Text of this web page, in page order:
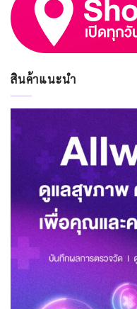
สินค้าแนะนำ